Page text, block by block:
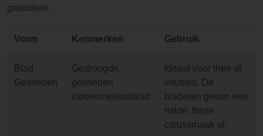
gebruiken.
Vorm Kenmerken Gebruik
Blad
Gesneden
Gedroogde,
gesneden
citroenmelisseblad
Ideaal voor thee of
infusies. De
bladeren geven een
milde, frisse
citrussmaak af.